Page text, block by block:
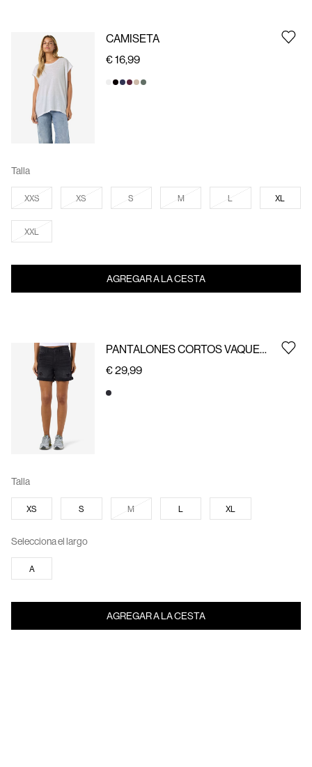
CAMISETA
€ 16,99
Talla
XXS XS S M L XL
XXL
AGREGAR A LA CESTA
PANTALONES CORTOS VAQUEROS
€ 29,99
Talla
XS S M L XL
Selecciona el largo
A
AGREGAR A LA CESTA